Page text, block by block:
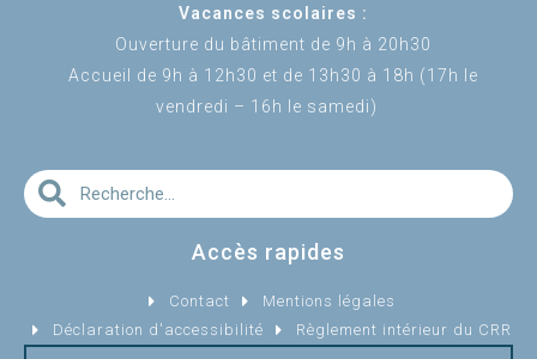
Vacances scolaires :
Ouverture du bâtiment de 9h à 20h30
Accueil de 9h à 12h30 et de 13h30 à 18h (17h le
vendredi – 16h le samedi)
Accès rapides
Contact
Mentions légales
Déclaration d'accessibilité
Règlement intérieur du CRR